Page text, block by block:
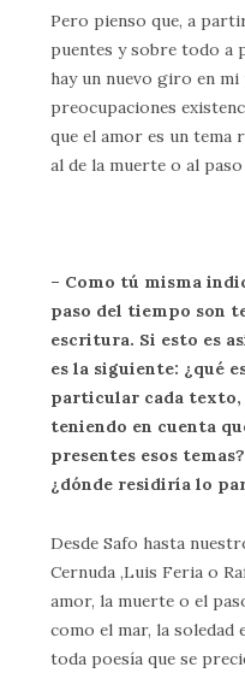
Pero pienso que, a
puentes y sobre todo a
hay un nuevo giro en mi
preocupaciones
que el amor es un tema
al de la muerte o al
– Como tú misma
paso del tiempo son
escritura. Si esto es
es la siguiente: ¿qué
particular cada texto,
teniendo en cuenta
presentes esos
¿dónde residiría lo
Desde Safo hasta
Cernuda ,Luis Feria o
amor, la muerte o el
como el mar, la soledad
toda poesía que se